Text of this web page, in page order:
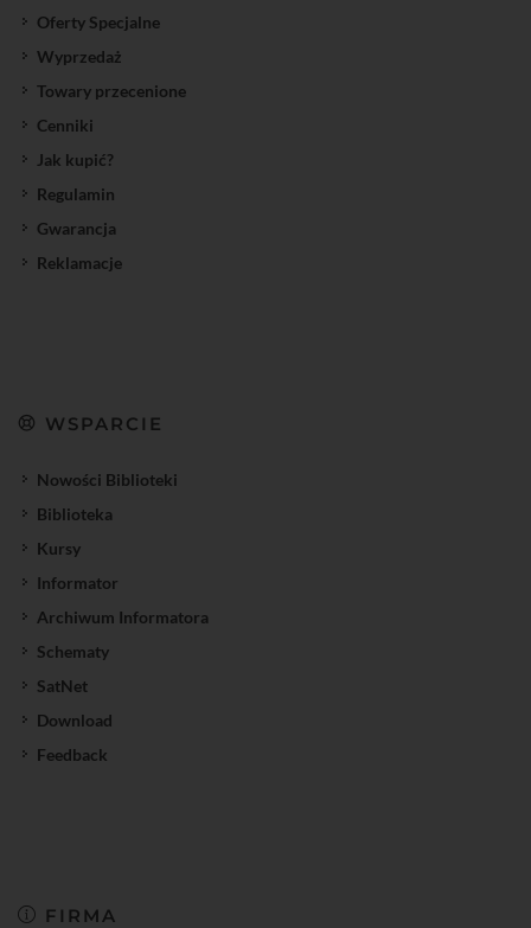
Oferty Specjalne
Wyprzedaż
Towary przecenione
Cenniki
Jak kupić?
Regulamin
Gwarancja
Reklamacje
WSPARCIE
Nowości Biblioteki
Biblioteka
Kursy
Informator
Archiwum Informatora
Schematy
SatNet
Download
Feedback
FIRMA